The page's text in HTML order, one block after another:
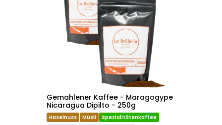
Gemahlener Kaffee - Maragogype
Nicaragua Dipilto - 250g
Haselnuss Müsli
Spezialitätenkaffee